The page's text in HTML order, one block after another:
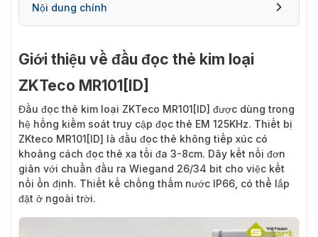
Nội dung chính
Giới thiệu về đầu đọc thẻ kim loại
ZKTeco MR101[ID]
Đầu đọc thẻ kim loại ZKTeco MR101[ID] được dùng trong
hệ hống kiểm soát truy cập đọc thẻ EM 125KHz. Thiết bị
ZKteco MR101[ID] là đầu đọc thẻ không tiếp xúc có
khoảng cách đọc thẻ xa tối đa 3-8cm. Dây kết nối đơn
giản với chuẩn đầu ra Wiegand 26/34 bit cho việc kết
nối ổn định. Thiết kế chống thấm nước IP66, có thể lắp
đặt ở ngoài trời.